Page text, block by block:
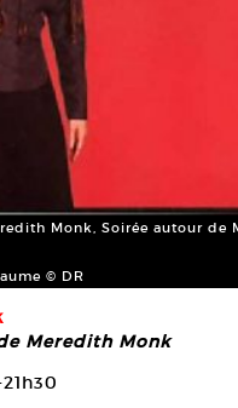
Monk, Soirée autour de
© DR
Meredith Monk